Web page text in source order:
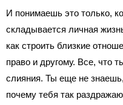
И понимаешь это только,
складывается личная
как строить близкие
право и другому. Все, что
слияния. Ты еще не
почему тебя так